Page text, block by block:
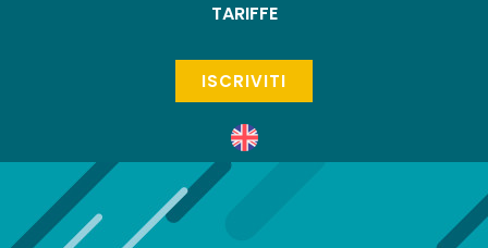
TARIFFE
ISCRIVITI